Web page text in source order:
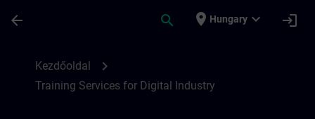
arrow_back search place Hungary expand_more login
Kezdőoldal chevron_right
Training Services for Digital Industry